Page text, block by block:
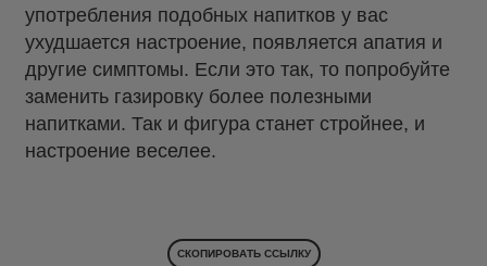
употребления подобных напитков у вас
ухудшается настроение, появляется апатия и
другие симптомы. Если это так, то попробуйте
заменить газировку более полезными
напитками. Так и фигура станет стройнее, и
настроение веселее.
СКОПИРОВАТЬ ССЫЛКУ